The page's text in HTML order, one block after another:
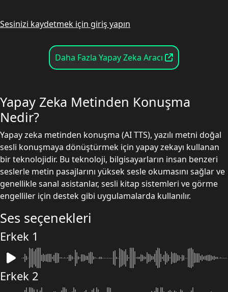
Sesinizi kaydetmek için giriş yapın
Daha Fazla Yapay Zeka Aracı
Yapay Zeka Metinden Konuşma
Nedir?
Yapay zeka metinden konuşma (AI TTS), yazılı metni doğal
sesli konuşmaya dönüştürmek için yapay zekayı kullanan
bir teknolojidir. Bu teknoloji, bilgisayarların insan benzeri
seslerle metin pasajlarını yüksek sesle okumasını sağlar ve
genellikle sanal asistanlar, sesli kitap sistemleri ve görme
engelliler için destek gibi uygulamalarda kullanılır.
Ses seçenekleri
Erkek 1
Erkek 2